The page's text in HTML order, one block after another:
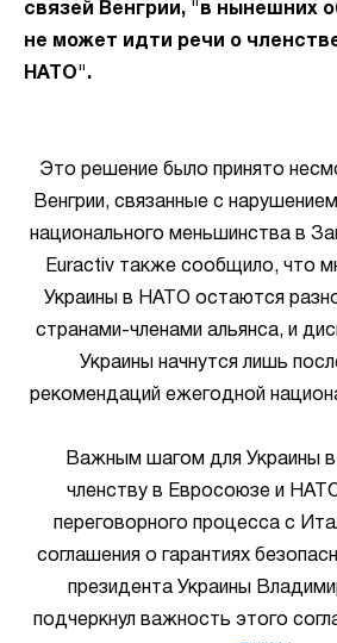
связей Венгрии, "в нынешних
не может идти речи о
НАТО".
Это решение было принято
Венгрии, связанные с
национального меньшинства в
Euractiv также сообщило, что
Украины в НАТО остаются
странами-членами альянса, и
Украины начнутся лишь
рекомендаций ежегодной
Важным шагом для Украины в
членству в Евросоюзе и
переговорного процесса с
соглашения о гарантиях
президента Украины
подчеркнул важность этого